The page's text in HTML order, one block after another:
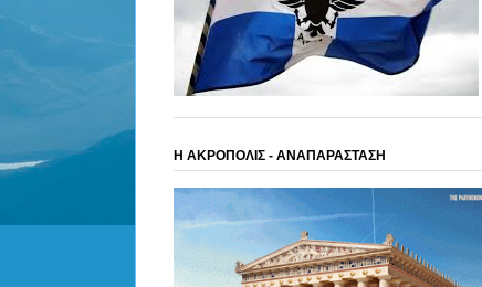
Η ΑΚΡΟΠΟΛΙΣ - ΑΝΑΠΑΡΑΣΤΑΣΗ